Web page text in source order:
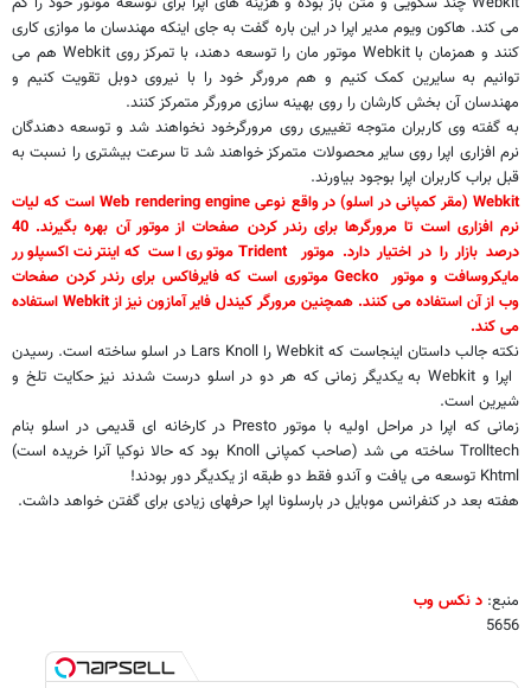
می کند. هاکون ویوم مدیر اپرا در این باره گفت به جای اینکه مهندسان ما موازی کاری
کنند و همزمان باWebkit موتور مان را توسعه دهند، با تمرکز رویWebkit هم می
توانیم به سایرین کمک کنیم و هم مرورگر خود را با نیروی دوبل تقویت کنیم و
مهندسان آن بخش کارشان را روی بهینه سازی مرورگر متمرکز کنند.
به گفته وی کاربران متوجه تغییری روی مرورگرخود نخواهند شد و توسعه دهندگان
نرم افزاری اپرا روی سایر محصولات متمرکز خواهند شد تا سرعت بیشتری را نسبت به
قبل براب کاربران اپرا بوجود بیاورند.
Webkit (مقر کمپانی در اسلو) در واقع نوعیWeb rendering engineاست که لیات
نرم افزاری است تا مرورگرها برای رندر کردن صفحات از موتور آن بهره بگیرند. 40
درصد بازار را در اختیار دارد. موتور Trident موتوری است که اینترنت اکسپلورر
مایکروسافت و موتور Geckoموتوری است که فایرفاکس برای رندر کردن صفحات
وب از آن استفاده می کنند. همچنین مرورگر کیندل فایر آمازون نیز ازWebkitاستفاده
می کند.
نکته جالب داستان اینجاست که WebkitراLars Knoll در اسلو ساخته است. رسیدن
اپرا وWebkit به یکدیگر زمانی که هر دو در اسلو درست شدند نیز حکایت تلخ و
شیرین است.
زمانی که اپرا در مراحل اولیه با موتور Presto در کارخانه ای قدیمی در اسلو بنام
Trolltechساخته می شد (صاحب کمپانیKnoll بود که حالا نوکیا آنرا خریده است)
Khtml توسعه می یافت و آندو فقط دو طبقه از یکدیگر دور بودند!
هفته بعد در کنفرانس موبایل در بارسلونا اپرا حرفهای زیادی برای گفتن خواهد داشت.
منبع: د نکس وب
5656